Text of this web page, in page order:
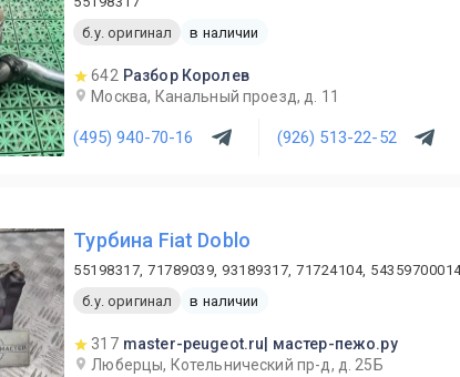
б.у. оригинал
в наличии
642 Разбор Королев
Москва, Канальный проезд, д. 11
(495) 940-70-16 (926) 513-22-52
Турбина Fiat Doblo
55198317, 71789039, 93189317, 71724104,
б.у. оригинал
в наличии
317 master-peugeot.ru| мастер-пежо.ру
Люберцы, Котельнический пр-д, д. 25Б